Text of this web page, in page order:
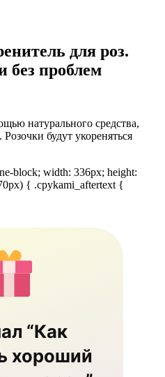
для роз.
без проблем
натурального средства,
будут укореняться
block; width: 336px; height:
{ .cpykami_aftertext {
“Как
хороший